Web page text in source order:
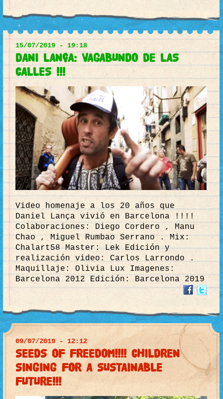
15/07/2019 - 19:18
DANI LANÇA: VAGABUNDO DE LAS
CALLES !!!
Video homenaje a los 20 años que
Daniel Lança vivió en Barcelona !!!!
Colaboraciones: Diego Cordero , Manu
Chao , Miguel Rumbao Serrano . Mix:
Chalart58 Master: Lek Edición y
realización video: Carlos Larrondo .
Maquillaje: Olivia Lux Imagenes:
Barcelona 2012 Edición: Barcelona 2019
09/07/2019 - 12:12
SEEDS OF FREEDOM!!!! CHILDREN
SINGING FOR A SUSTAINABLE
FUTURE!!!